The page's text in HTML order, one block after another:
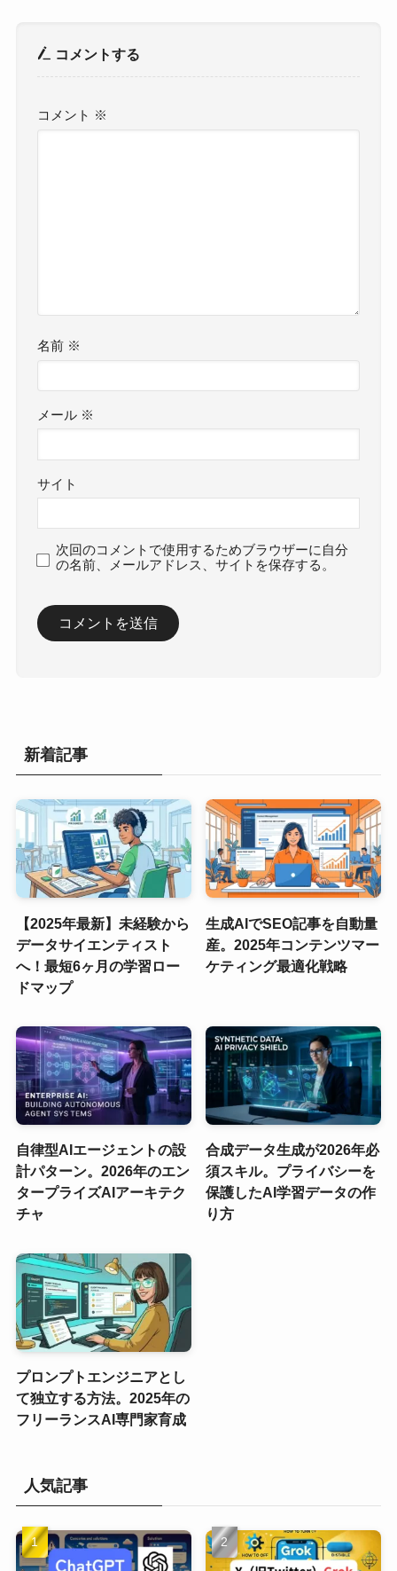
コメントする
コメント ※
名前 ※
メール ※
サイト
次回のコメントで使用するためブラウザーに自分
の名前、メールアドレス、サイトを保存する。
新着記事
【2025年最新】未経験から
データサイエンティスト
へ！最短6ヶ月の学習ロー
ドマップ
生成AIでSEO記事を自動量
産。2025年コンテンツマー
ケティング最適化戦略
自律型AIエージェントの設
計パターン。2026年のエン
タープライズAIアーキテク
チャ
合成データ生成が2026年必
須スキル。プライバシーを
保護したAI学習データの作
り方
プロンプトエンジニアとし
て独立する方法。2025年の
フリーランスAI専門家育成
人気記事